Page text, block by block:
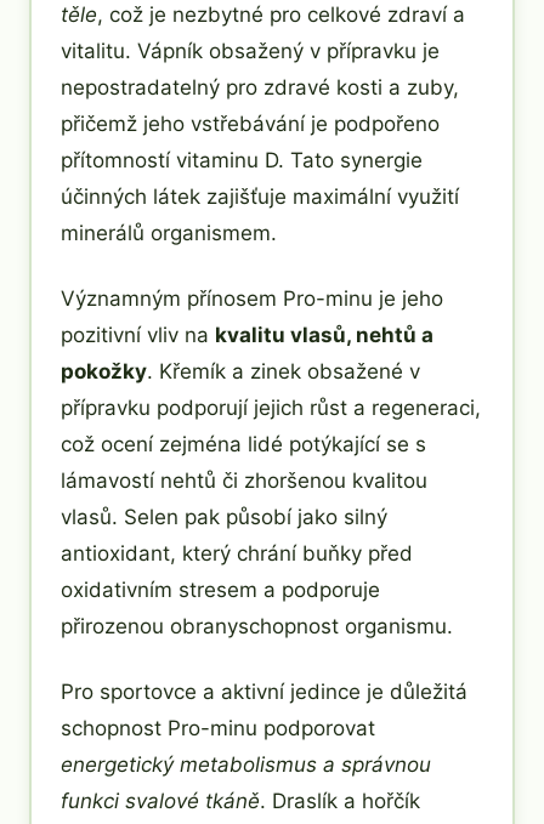
těle, což je nezbytné pro celkové zdraví a
vitalitu. Vápník obsažený v přípravku je
nepostradatelný pro zdravé kosti a zuby,
přičemž jeho vstřebávání je podpořeno
přítomností vitaminu D. Tato synergie
účinných látek zajišťuje maximální využití
minerálů organismem.
Významným přínosem Pro-minu je jeho
pozitivní vliv na kvalitu vlasů, nehtů a
pokožky. Křemík a zinek obsažené v
přípravku podporují jejich růst a regeneraci,
což ocení zejména lidé potýkající se s
lámavostí nehtů či zhoršenou kvalitou
vlasů. Selen pak působí jako silný
antioxidant, který chrání buňky před
oxidativním stresem a podporuje
přirozenou obranyschopnost organismu.
Pro sportovce a aktivní jedince je důležitá
schopnost Pro-minu podporovat
energetický metabolismus a správnou
funkci svalové tkáně. Draslík a hořčík